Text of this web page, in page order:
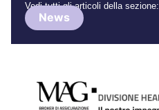
Vedi tutti gli articoli della sezione:
News